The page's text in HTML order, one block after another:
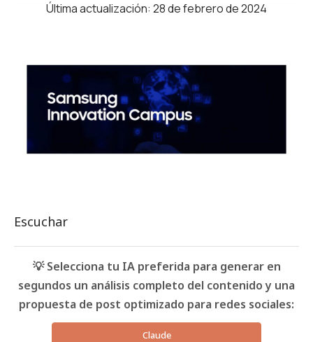
Última actualización: 28 de febrero de 2024
Escuchar
💡 Selecciona tu IA preferida para generar en
segundos un análisis completo del contenido y una
propuesta de post optimizado para redes sociales:
Claude